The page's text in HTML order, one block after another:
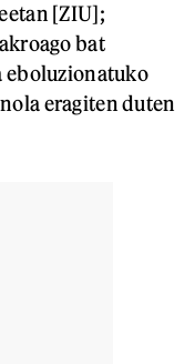
[ZIU];
bat
eboluzionatuko
eragiten duten